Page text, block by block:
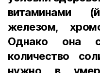
витаминами
железом,
Однако она
количество